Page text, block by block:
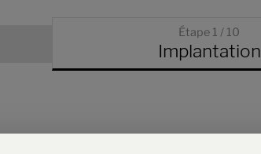
Étape 1 / 10
Implantation